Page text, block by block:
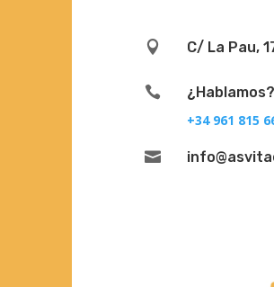
 C/ La Pau,

¿Hablamos?
+34 961 815
